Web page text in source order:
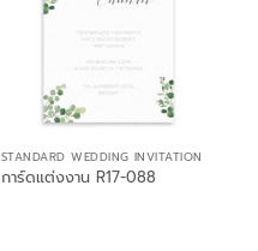
STANDARD WEDDING INVITATION
การ์ดแต่งงาน R17-088